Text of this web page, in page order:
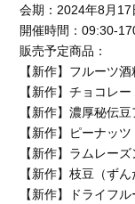
会期：2024年8月17
開催時間：09:30-
販売予定商品：
【新作】フルーツ
【新作】チョコレ
【新作】濃厚秘伝
【新作】ピーナッツ
【新作】ラムレー
【新作】枝豆（ず
【新作】ドライフル